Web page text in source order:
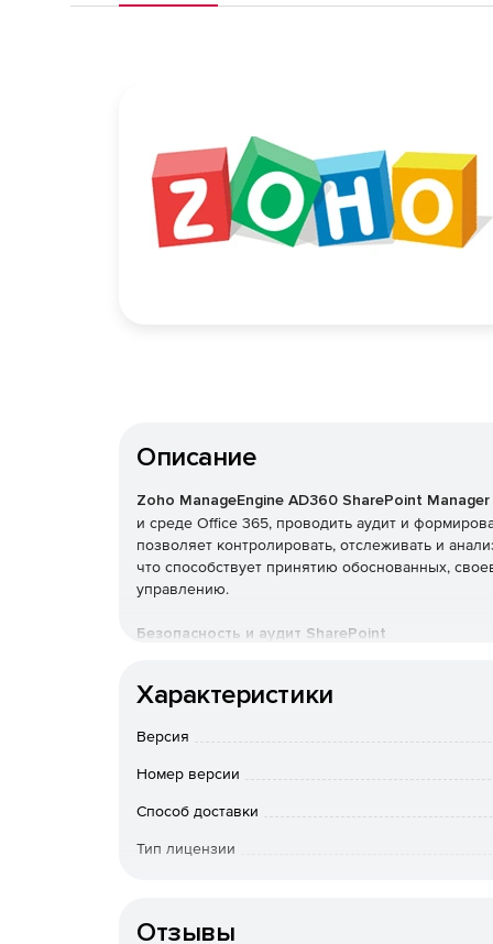
Описание
Zoho ManageEngine AD360 SharePoint Manager
и среде Office 365, проводить аудит и
позволяет контролировать, отслеживать и
что способствует принятию обоснованных,
управлению.
Безопасность и аудит SharePoint
списки и элементы списков, а также
Система оповещений в режиме реального
Простое управление SharePoint
Характеристики
Версия
Номер версии
Способ доставки
Тип лицензии
Отзывы